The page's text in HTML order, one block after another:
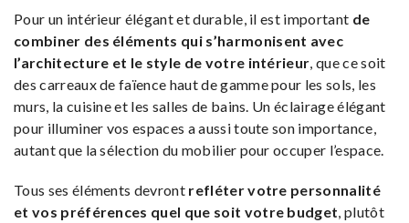
Pour un intérieur élégant et durable, il est important de
combiner des éléments qui s’harmonisent avec
l’architecture et le style de votre intérieur, que ce soit
des carreaux de faïence haut de gamme pour les sols, les
murs, la cuisine et les salles de bains. Un éclairage élégant
pour illuminer vos espaces a aussi toute son importance,
autant que la sélection du mobilier pour occuper l’espace.
Tous ses éléments devront refléter votre personnalité
et vos préférences quel que soit votre budget, plutôt